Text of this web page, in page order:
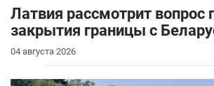
Латвия рассмотрит вопрос
закрытия границы с
04 августа 2026